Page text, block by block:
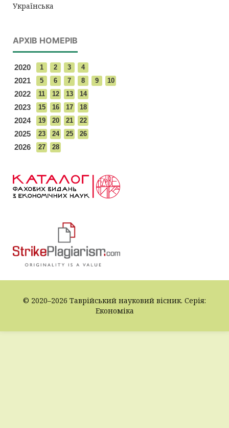
Українська
АРХІВ НОМЕРІВ
2020 1 2 3 4
2021 5 6 7 8 9 10
2022 11 12 13 14
2023 15 16 17 18
2024 19 20 21 22
2025 23 24 25 26
2026 27 28
© 2020–2026 Таврійський науковий вісник. Серія:
Економіка